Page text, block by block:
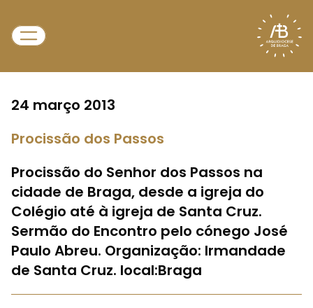
24 março 2013
Procissão dos Passos
Procissão do Senhor dos Passos na
cidade de Braga, desde a igreja do
Colégio até à igreja de Santa Cruz.
Sermão do Encontro pelo cónego José
Paulo Abreu. Organização: Irmandade
de Santa Cruz. local:Braga